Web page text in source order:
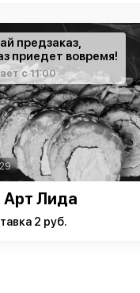
предзаказ,
приедет вовремя!
с 11:00
29
Лида
2 руб.